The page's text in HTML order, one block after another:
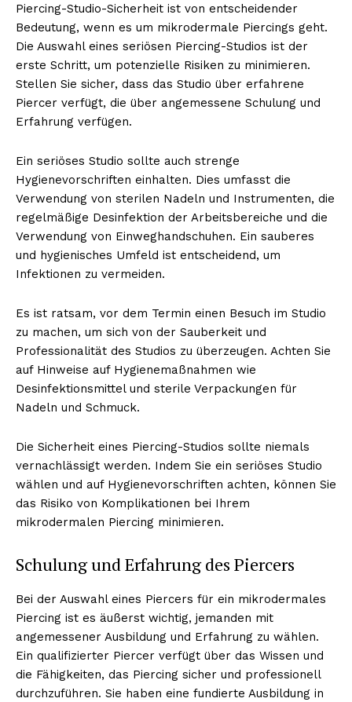
kostenlosen Newsletter
Piercing-Studio-Sicherheit ist von entscheidender
Bedeutung, wenn es um mikrodermale Piercings geht.
Die Auswahl eines seriösen Piercing-Studios ist der
erste Schritt, um potenzielle Risiken zu minimieren.
Stellen Sie sicher, dass das Studio über erfahrene
Piercer verfügt, die über angemessene Schulung und
Erfahrung verfügen.
Ein seriöses Studio sollte auch strenge
Hygienevorschriften einhalten. Dies umfasst die
Verwendung von sterilen Nadeln und Instrumenten, die
regelmäßige Desinfektion der Arbeitsbereiche und die
Verwendung von Einweghandschuhen. Ein sauberes
und hygienisches Umfeld ist entscheidend, um
Infektionen zu vermeiden.
Es ist ratsam, vor dem Termin einen Besuch im Studio
zu machen, um sich von der Sauberkeit und
Professionalität des Studios zu überzeugen. Achten Sie
auf Hinweise auf Hygienemaßnahmen wie
Desinfektionsmittel und sterile Verpackungen für
Nadeln und Schmuck.
Die Sicherheit eines Piercing-Studios sollte niemals
vernachlässigt werden. Indem Sie ein seriöses Studio
wählen und auf Hygienevorschriften achten, können Sie
das Risiko von Komplikationen bei Ihrem
mikrodermalen Piercing minimieren.
Schulung und Erfahrung des Piercers
Bei der Auswahl eines Piercers für ein mikrodermales
Piercing ist es äußerst wichtig, jemanden mit
angemessener Ausbildung und Erfahrung zu wählen.
Ein qualifizierter Piercer verfügt über das Wissen und
die Fähigkeiten, das Piercing sicher und professionell
durchzuführen. Sie haben eine fundierte Ausbildung in